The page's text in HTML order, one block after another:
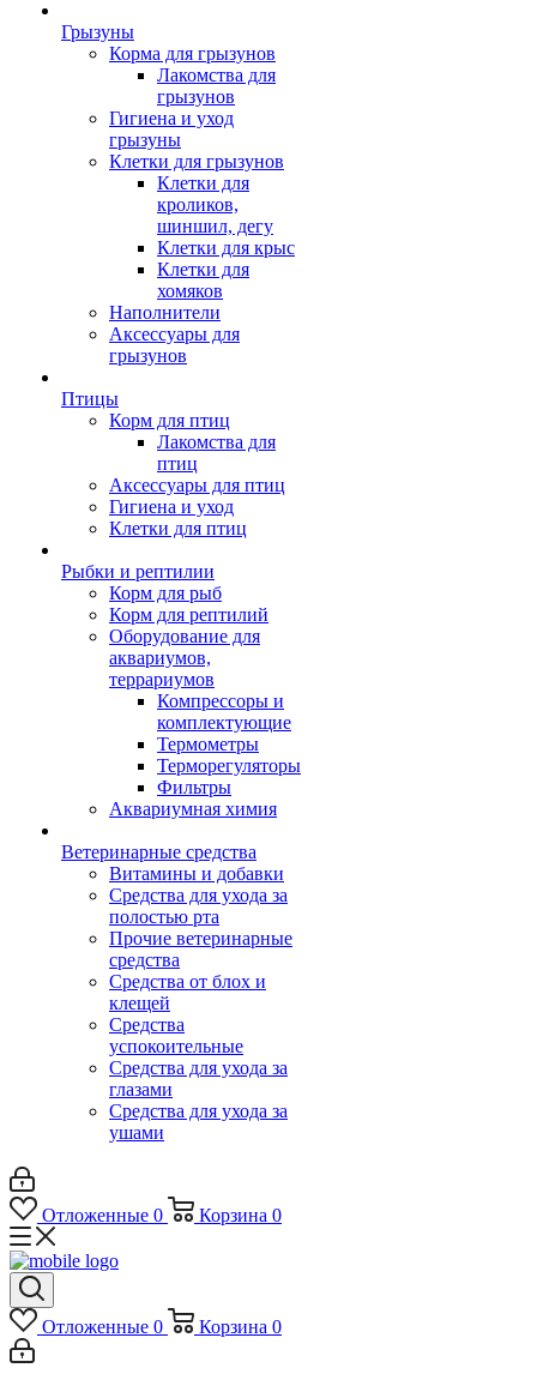
Грызуны
Корма для грызунов
Лакомства для
грызунов
Гигиена и уход
грызуны
Клетки для грызунов
Клетки для
кроликов,
шиншил, дегу
Клетки для крыс
Клетки для
хомяков
Наполнители
Аксессуары для
грызунов
Птицы
Корм для птиц
Лакомства для
птиц
Аксессуары для птиц
Гигиена и уход
Клетки для птиц
Рыбки и рептилии
Корм для рыб
Корм для рептилий
Оборудование для
аквариумов,
террариумов
Компрессоры и
комплектующие
Термометры
Терморегуляторы
Фильтры
Аквариумная химия
Ветеринарные средства
Витамины и добавки
Средства для ухода за
полостью рта
Прочие ветеринарные
средства
Средства от блох и
клещей
Средства
успокоительные
Средства для ухода за
глазами
Средства для ухода за
ушами
Отложенные 0 Корзина 0
Отложенные 0 Корзина 0